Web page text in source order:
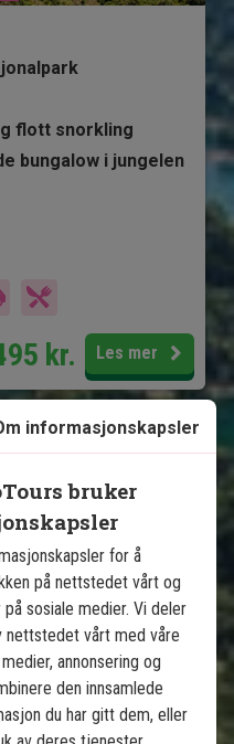
flott snorkling
bungalow i jungelen
kr. Les mer
Thailand
Khao Lak,
informasjonskapsler
bruker
for å
på nettstedet vårt og
sosiale medier. Vi deler
nettstedet vårt med våre
annonsering og
den innsamlede
du har gitt dem, eller